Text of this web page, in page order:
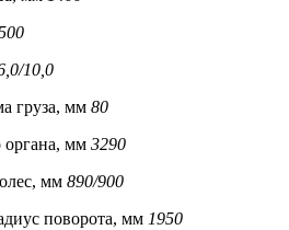
10,0
груза, мм 80
органа, мм 3290
мм 890/900
поворота, мм 1950